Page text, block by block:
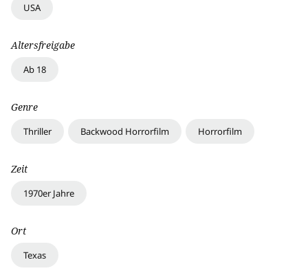
USA
Altersfreigabe
Ab 18
Genre
Thriller Backwood Horrorfilm Horrorfilm
Zeit
1970er Jahre
Ort
Texas